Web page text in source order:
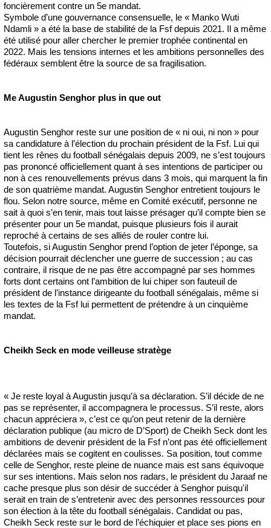
foncièrement contre un 5e mandat.
Symbole d’une gouvernance consensuelle, le « Manko Wuti
Ndamli » a été la base de stabilité de la Fsf depuis 2021. Il a même
été utilisé pour aller chercher le premier trophée continental en
2022. Mais les tensions internes et les ambitions personnelles des
fédéraux semblent être la source de sa fragilisation.
Me Augustin Senghor plus in que out
Augustin Senghor reste sur une position de « ni oui, ni non » pour
sa candidature à l’élection du prochain président de la Fsf. Lui qui
tient les rênes du football sénégalais depuis 2009, ne s’est toujours
pas prononcé officiellement quant à ses intentions de participer ou
non à ces renouvellements prévus dans 3 mois, qui marquent la fin
de son quatrième mandat. Augustin Senghor entretient toujours le
flou. Selon notre source, même en Comité exécutif, personne ne
sait à quoi s’en tenir, mais tout laisse présager qu’il compte bien se
présenter pour un 5e mandat, puisque plusieurs fois il aurait
reproché à certains de ses alliés de rouler contre lui.
Toutefois, si Augustin Senghor prend l’option de jeter l’éponge, sa
décision pourrait déclencher une guerre de succession ; au cas
contraire, il risque de ne pas être accompagné par ses hommes
forts dont certains ont l’ambition de lui chiper son fauteuil de
président de l’instance dirigeante du football sénégalais, même si
les textes de la Fsf lui permettent de prétendre à un cinquième
mandat.
Cheikh Seck en mode veilleuse stratège
« Je reste loyal à Augustin jusqu’à sa déclaration. S’il décide de ne
pas se représenter, il accompagnera le processus. S’il reste, alors
chacun appréciera », c’est ce qu’on peut retenir de la dernière
déclaration publique (au micro de D’Sport) de Cheikh Seck dont les
ambitions de devenir président de la Fsf n’ont pas été officiellement
déclarées mais se cogitent en coulisses. Sa position, tout comme
celle de Senghor, reste pleine de nuance mais est sans équivoque
sur ses intentions. Mais selon nos radars, le président du Jaraaf ne
cache presque plus son désir de succéder à Senghor puisqu'il
serait en train de s’entretenir avec des personnes ressources pour
son élection à la tête du football sénégalais. Candidat ou pas,
Cheikh Seck reste sur le bord de l’échiquier et place ses pions en